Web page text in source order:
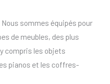
sommes équipés pour
de meubles, des plus
compris les objets
pianos et les coffres-